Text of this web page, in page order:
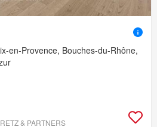
en-Provence, Bouches-du-Rhône,
& PARTNERS